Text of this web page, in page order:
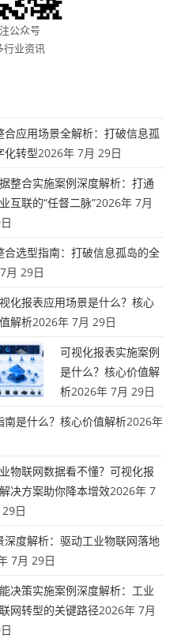
公众号
行业资讯
合应用场景全解析：打破信息孤
化转型2026年 7月 29日
整合实施案例深度解析：打通
互联的“任督二脉”2026年 7月
合选型指南：打破信息孤岛的全
月 29日
化报表应用场景是什么？核心
解析2026年 7月 29日
可视化报表实施案例
是什么？核心价值解
析2026年 7月 29日
南是什么？核心价值解析2026年
物联网数据看不懂？可视化报
决方案助你降本增效2026年 7
29日
深度解析：驱动工业物联网落地
7月 29日
决策实施案例深度解析：工业
网转型的关键路径2026年 7月